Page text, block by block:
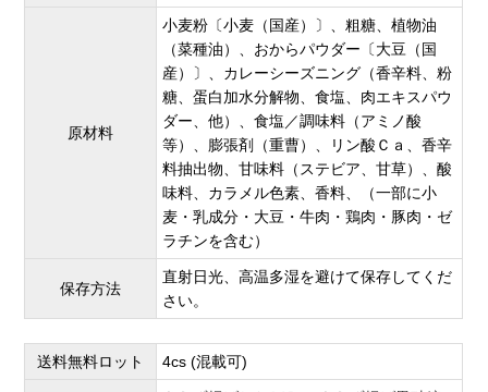
原材料
小麦粉〔小麦（国産）〕、粗糖、植物油
（菜種油）、おからパウダー〔大豆（国
産）〕、カレーシーズニング（香辛料、粉
糖、蛋白加水分解物、食塩、肉エキスパウ
ダー、他）、食塩／調味料（アミノ酸
等）、膨張剤（重曹）、リン酸Ｃａ、香辛
料抽出物、甘味料（ステビア、甘草）、酸
味料、カラメル色素、香料、（一部に小
麦・乳成分・大豆・牛肉・鶏肉・豚肉・ゼ
ラチンを含む）
保存方法
直射日光、高温多湿を避けて保存してくだ
さい。
送料無料ロット 4cs (混載可)